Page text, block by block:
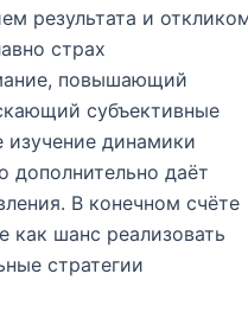
результата и
страх
повышающий
субъективные
динамики
дополнительно даёт
В конечном счёте
как шанс реализовать
стратегии